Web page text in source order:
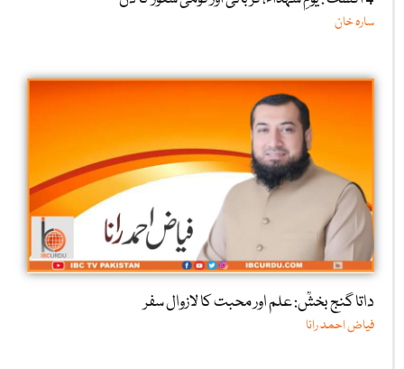
سارہ خان
داتا گنج بخشؒ: علم اور محبت کا لازوال سفر
فیاض احمد رانا